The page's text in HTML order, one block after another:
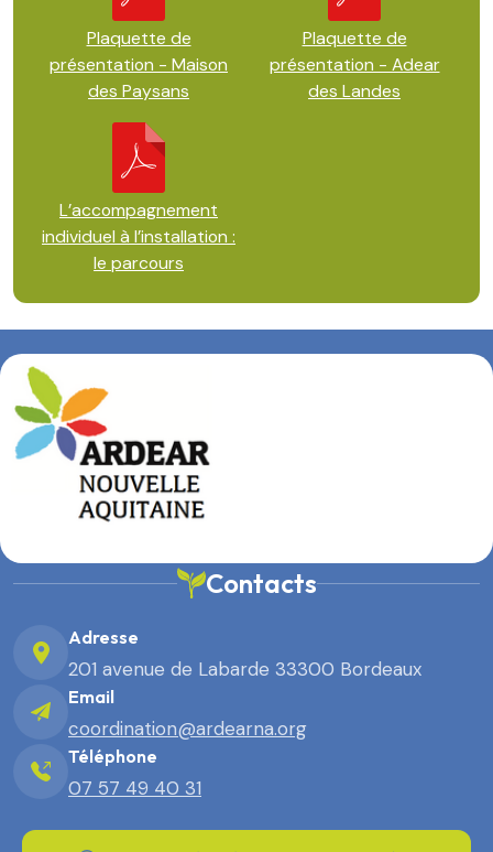
Plaquette de
présentation - Maison
des Paysans
Plaquette de
présentation - Adear
des Landes
L’accompagnement
individuel à l’installation :
le parcours
Contacts
Adresse
201 avenue de Labarde 33300 Bordeaux
Email
coordination@ardearna.org
Téléphone
07 57 49 40 31